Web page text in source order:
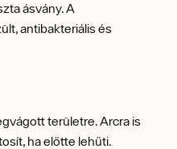
ásvány. A
antibakteriális és
területre. Arcra is
ha előtte lehűti.